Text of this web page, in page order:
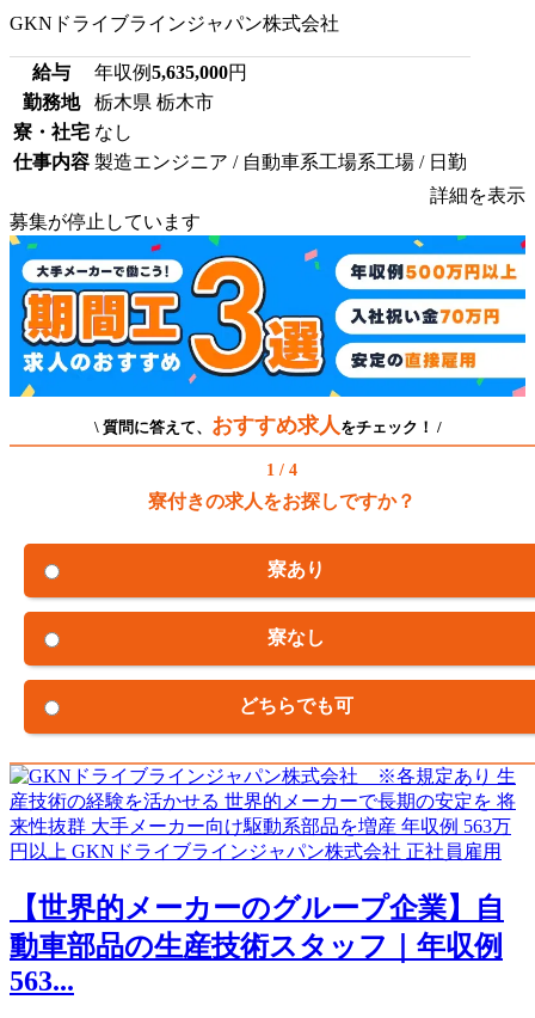
GKNドライブラインジャパン株式会社
給与 年収例5,635,000円
勤務地
栃木県 栃木市
寮・社宅 なし
仕事内容 製造エンジニア / 自動車系工場系工場 / 日勤
詳細を表示
募集が停止しています
\ 質問に答えて、 おすすめ求人 をチェック！ /
1 / 4
寮付きの求人をお探しですか？
寮あり
寮なし
どちらでも可
【世界的メーカーのグループ企業】自
動車部品の生産技術スタッフ｜年収例
563...